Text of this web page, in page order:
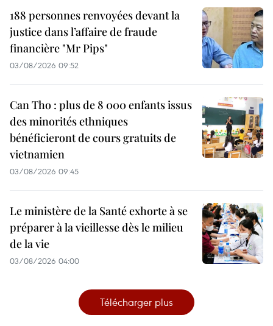
188 personnes renvoyées devant la
justice dans l’affaire de fraude
financière "Mr Pips"
03/08/2026 09:52
Can Tho : plus de 8 000 enfants issus
des minorités ethniques
bénéficieront de cours gratuits de
vietnamien
03/08/2026 09:45
Le ministère de la Santé exhorte à se
préparer à la vieillesse dès le milieu
de la vie
03/08/2026 04:00
Télécharger plus